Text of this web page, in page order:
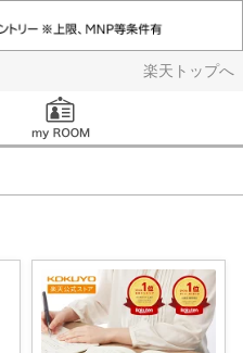
楽天トップへ